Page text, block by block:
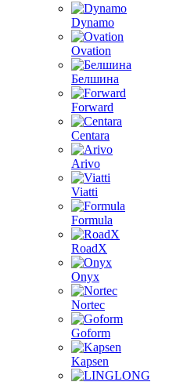
Dynamo
Ovation
Белшина
Forward
Centara
Arivo
Viatti
Formula
RoadX
Onyx
Nortec
Goform
Kapsen